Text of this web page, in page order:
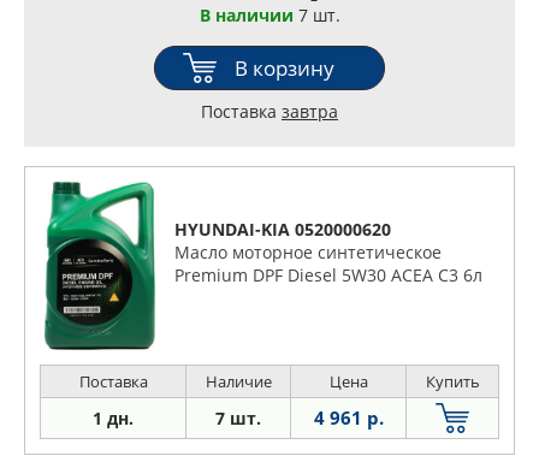
В наличии 7 шт.
В корзину
Поставка завтра
HYUNDAI-KIA 0520000620
Масло моторное синтетическое
Premium DPF Diesel 5W30 ACEA C3 6л
Поставка Наличие Цена Купить
1 дн. 7 шт. 4 961 р.